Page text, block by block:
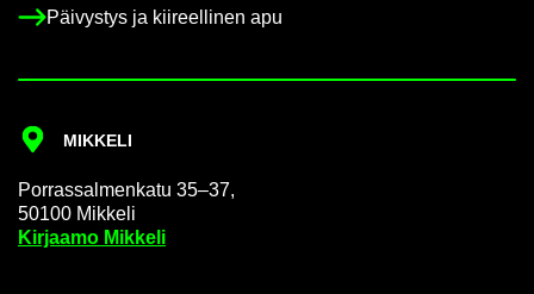
Päi­vys­tys ja kii­reel­li­nen apu
MIK­KE­LI
Por­ras­sal­men­ka­tu 35–37,
50100 Mik­ke­li
Kir­jaa­mo Mik­ke­li